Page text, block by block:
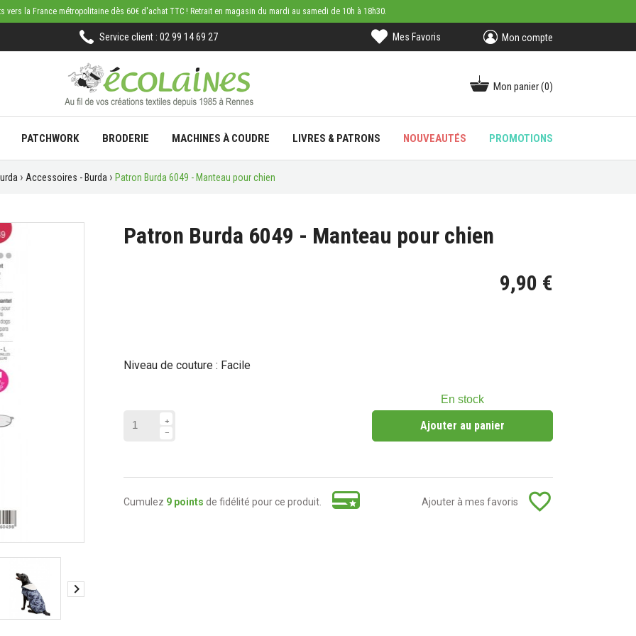
vers la France métropolitaine dès 60€ d'achat TTC ! Retrait en magasin du mardi au samedi de 10h à 18h30.
Service client : 02 99 14 69 27 Mes Favoris Mon compte
Mon panier(0)
PATCHWORK BRODERIE MACHINES À COUDRE LIVRES & PATRONS NOUVEAUTÉS PROMOTIONS
Accessoires - Burda Patron Burda 6049 - Manteau pour chien

Patron Burda 6049 - Manteau pour chien
9,90 €
Niveau de couture : Facile
En stock
Ajouter au panier
Ajouter à mes favoris favorite_border
Cumulez 9 points de fidélité pour ce produit.